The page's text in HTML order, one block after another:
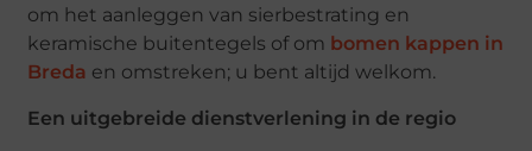
om het aanleggen van sierbestrating en
keramische buitentegels of om bomen kappen in
Breda en omstreken; u bent altijd welkom.
Een uitgebreide dienstverlening in de regio